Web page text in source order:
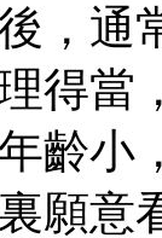
，通
得當
齡小
願意